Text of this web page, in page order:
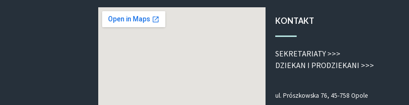
KONTAKT
SEKRETARIATY >>>
DZIEKAN I PRODZIEKANI >>>
ul. Prószkowska 76, 45-758 Opole